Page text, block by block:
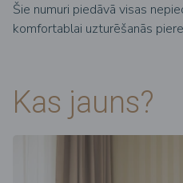
Šie numuri piedāvā visas
komfortablai uzturēšanās
Kas jauns?